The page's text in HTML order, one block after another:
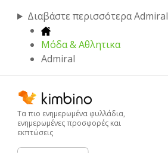
Διαβάστε περισσότερα Admiral
Μόδα & Aθλητικα
Admiral
Τα πιο ενημερωμένα φυλλάδια,
ενημερωμένες προσφορές και
εκπτώσεις